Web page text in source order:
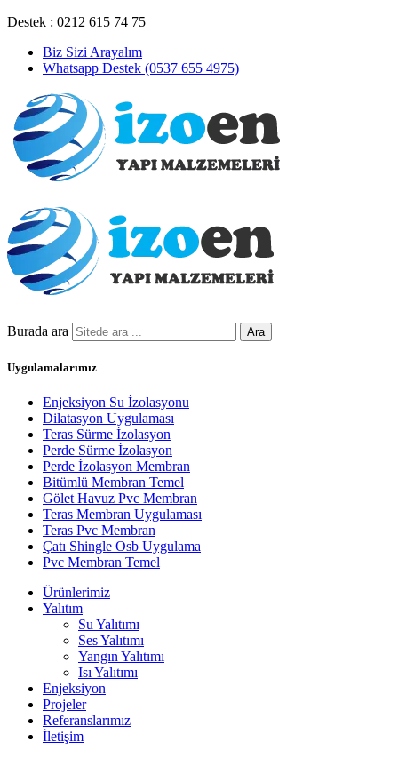
Destek : 0212 615 74 75
Biz Sizi Arayalım
Whatsapp Destek (0537 655 4975)
Burada ara Ara
Uygulamalarımız
Enjeksiyon Su İzolasyonu
Dilatasyon Uygulaması
Teras Sürme İzolasyon
Perde Sürme İzolasyon
Perde İzolasyon Membran
Bitümlü Membran Temel
Gölet Havuz Pvc Membran
Teras Membran Uygulaması
Teras Pvc Membran
Çatı Shingle Osb Uygulama
Pvc Membran Temel
Ürünlerimiz
Yalıtım
Su Yalıtımı
Ses Yalıtımı
Yangın Yalıtımı
Isı Yalıtımı
Enjeksiyon
Projeler
Referanslarımız
İletişim